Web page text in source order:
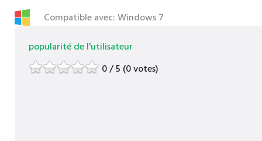
Compatible avec: Windows 7
popularité de l'utilisateur
0 / 5 (0 votes)